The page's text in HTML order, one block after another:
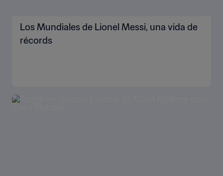
Los Mundiales de Lionel Messi, una vida de
récords